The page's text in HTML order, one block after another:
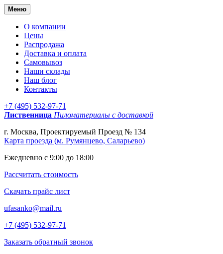
Меню
О компании
Цены
Распродажа
Доставка и оплата
Самовывоз
Наши склады
Наш блог
Контакты
+7 (495) 532-97-71
Лиственница Пиломатериалы с доставкой
г. Москва, Проектируемый Проезд № 134
Карта проезда (м. Румянцево, Саларьево)
Ежедневно с 9:00 до 18:00
Рассчитать стоимость
Скачать прайс лист
ufasanko@mail.ru
+7 (495) 532-97-71
Заказать обратный звонок